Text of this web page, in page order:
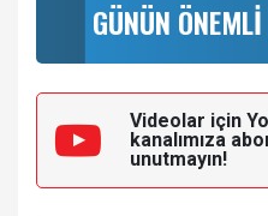
GÜNÜN
Videolar için
kanalımıza
unutmayın!